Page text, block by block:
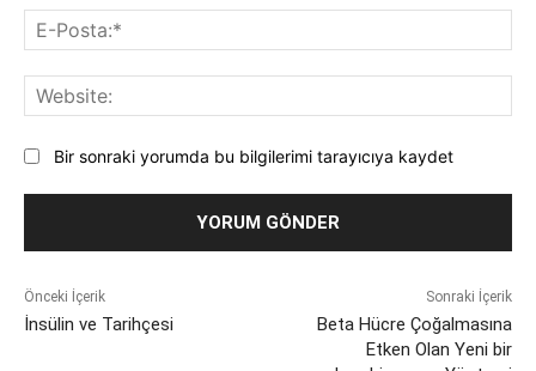
Bir sonraki yorumda bu bilgilerimi tarayıcıya kaydet
Önceki İçerik
İnsülin ve Tarihçesi
Sonraki İçerik
Beta Hücre Çoğalmasına
Etken Olan Yeni bir